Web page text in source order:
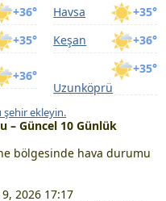
+36° +35°
Havsa
+35° +36°
Keşan
+36°
+35°
Uzunköprü
şehir ekleyin.
– Güncel 10 Günlük
bölgesinde hava durumu
2026 17:17